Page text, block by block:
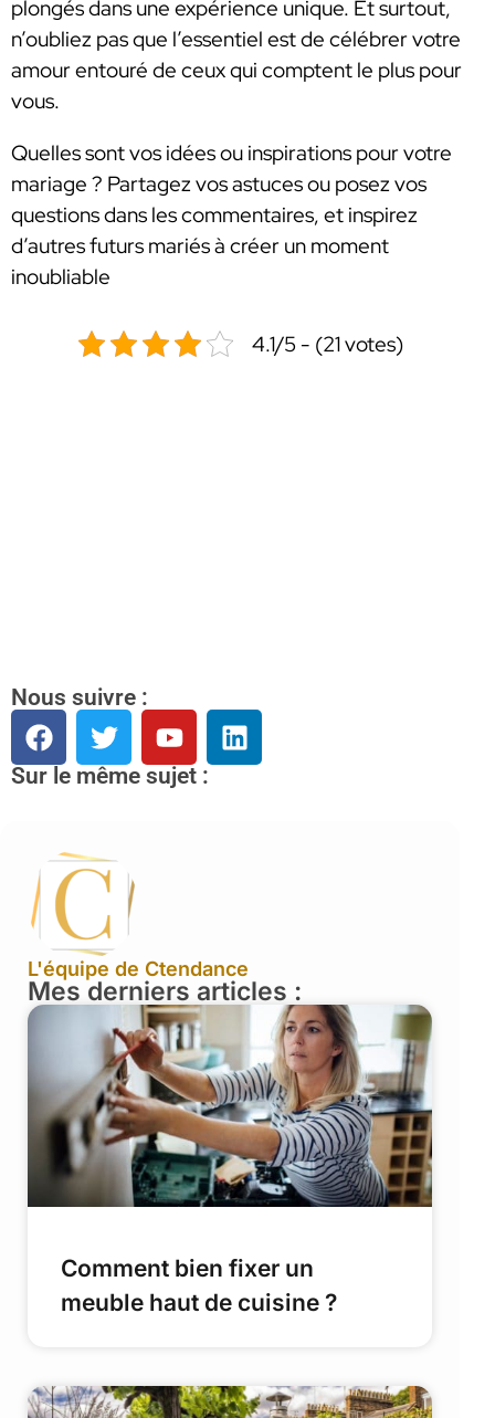
plongés dans une expérience unique. Et surtout,
n’oubliez pas que l’essentiel est de célébrer votre
amour entouré de ceux qui comptent le plus pour
vous.
Quelles sont vos idées ou inspirations pour votre
mariage ? Partagez vos astuces ou posez vos
questions dans les commentaires, et inspirez
d’autres futurs mariés à créer un moment
inoubliable
4.1/5 - (21 votes)
Nous suivre :
Sur le même sujet :
L'équipe de Ctendance
Mes derniers articles :
Comment bien fixer un
meuble haut de cuisine ?